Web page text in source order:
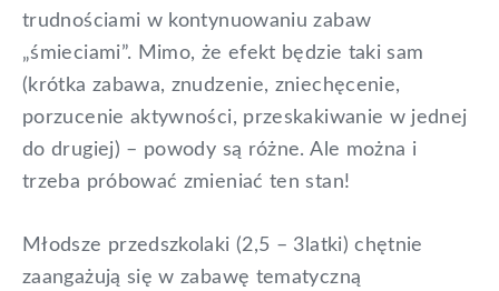
trudnościami w kontynuowaniu zabaw
„śmieciami”. Mimo, że efekt będzie taki sam
(krótka zabawa, znudzenie, zniechęcenie,
porzucenie aktywności, przeskakiwanie w jednej
do drugiej) – powody są różne. Ale można i
trzeba próbować zmieniać ten stan!
Młodsze przedszkolaki (2,5 – 3latki) chętnie
zaangażują się w zabawę tematyczną